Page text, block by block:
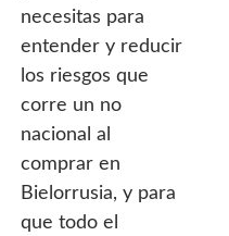
necesitas para
entender y reducir
los riesgos que
corre un no
nacional al
comprar en
Bielorrusia, y para
que todo el